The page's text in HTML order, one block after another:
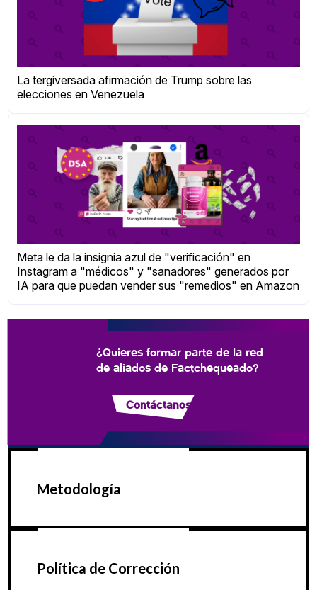
La tergiversada afirmación de Trump sobre las
elecciones en Venezuela
Meta le da la insignia azul de "verificación" en
Instagram a "médicos" y "sanadores" generados por
IA para que puedan vender sus "remedios" en Amazon
¿Quieres formar parte de la red
de aliados de Factchequeado?
Contáctanos
Metodología
Política de Corrección